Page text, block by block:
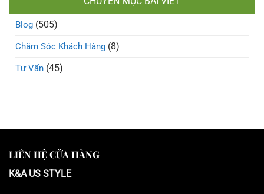
Blog (505)
Chăm Sóc Khách Hàng (8)
Tư Vấn (45)
LIÊN HỆ CỬA HÀNG
K&A US STYLE